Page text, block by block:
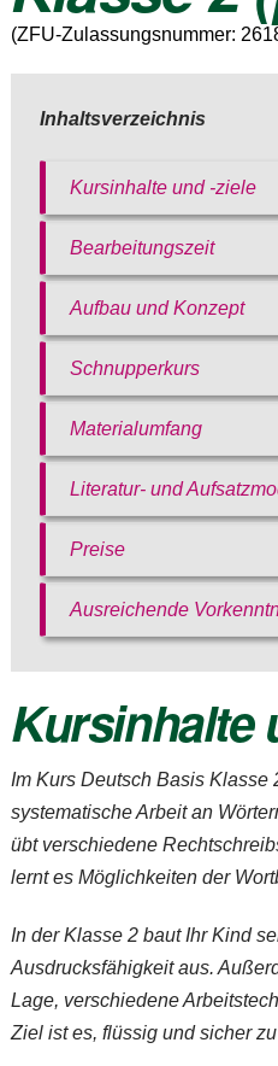
(ZFU-Zulassungsnummer:
Inhaltsverzeichnis
Kursinhalte und -ziele
Bearbeitungszeit
Aufbau und Konzept
Schnupperkurs
Materialumfang
Literatur- und
Preise
Ausreichende
Kursinhalte
Im Kurs Deutsch Basis Klasse
systematische Arbeit an
übt verschiedene
lernt es Möglichkeiten der
In der Klasse 2 baut Ihr Kind
Ausdrucksfähigkeit aus.
Lage, verschiedene
Ziel ist es, flüssig und sicher
Bitte akzeptieren Sie
Bitte akzeptieren Sie
Datenschutzerklärung.
Bitte akzeptieren Sie
unsere
Datenschutzerklärung.